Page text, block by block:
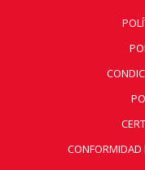
CONFORMIDAD